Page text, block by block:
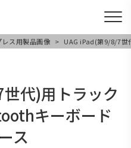
レス用製品画像 UAG iPad(第9/8/7世
代)用トラック
キーボード
ス